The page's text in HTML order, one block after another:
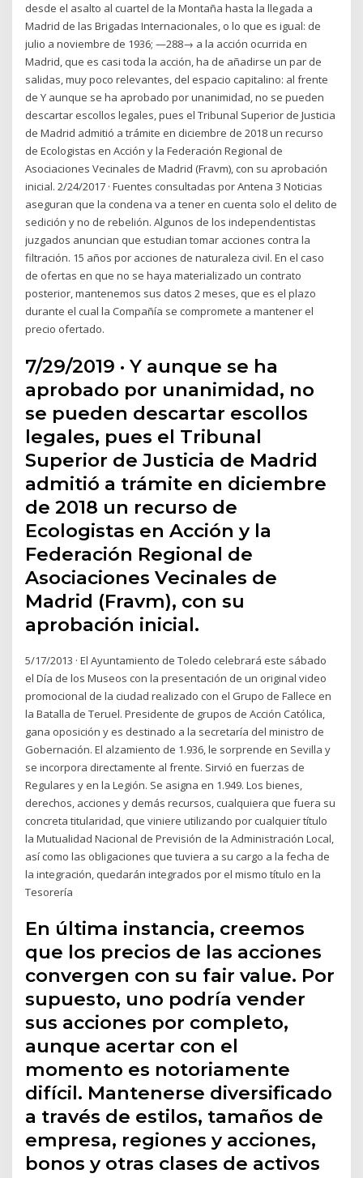
desde el asalto al cuartel de la Montaña hasta la llegada a
Madrid de las Brigadas Internacionales, o lo que es igual: de
julio a noviembre de 1936; —288→ a la acción ocurrida en
Madrid, que es casi toda la acción, ha de añadirse un par de
salidas, muy poco relevantes, del espacio capitalino: al frente
de Y aunque se ha aprobado por unanimidad, no se pueden
descartar escollos legales, pues el Tribunal Superior de Justicia
de Madrid admitió a trámite en diciembre de 2018 un recurso
de Ecologistas en Acción y la Federación Regional de
Asociaciones Vecinales de Madrid (Fravm), con su aprobación
inicial. 2/24/2017 · Fuentes consultadas por Antena 3 Noticias
aseguran que la condena va a tener en cuenta solo el delito de
sedición y no de rebelión. Algunos de los independentistas
juzgados anuncian que estudian tomar acciones contra la
filtración. 15 años por acciones de naturaleza civil. En el caso
de ofertas en que no se haya materializado un contrato
posterior, mantenemos sus datos 2 meses, que es el plazo
durante el cual la Compañía se compromete a mantener el
precio ofertado.
7/29/2019 · Y aunque se ha
aprobado por unanimidad, no
se pueden descartar escollos
legales, pues el Tribunal
Superior de Justicia de Madrid
admitió a trámite en diciembre
de 2018 un recurso de
Ecologistas en Acción y la
Federación Regional de
Asociaciones Vecinales de
Madrid (Fravm), con su
aprobación inicial.
5/17/2013 · El Ayuntamiento de Toledo celebrará este sábado
el Día de los Museos con la presentación de un original video
promocional de la ciudad realizado con el Grupo de Fallece en
la Batalla de Teruel. Presidente de grupos de Acción Católica,
gana oposición y es destinado a la secretaría del ministro de
Gobernación. El alzamiento de 1.936, le sorprende en Sevilla y
se incorpora directamente al frente. Sirvió en fuerzas de
Regulares y en la Legión. Se asigna en 1.949. Los bienes,
derechos, acciones y demás recursos, cualquiera que fuera su
concreta titularidad, que viniere utilizando por cualquier título
la Mutualidad Nacional de Previsión de la Administración Local,
así como las obligaciones que tuviera a su cargo a la fecha de
la integración, quedarán integrados por el mismo título en la
Tesorería
En última instancia, creemos
que los precios de las acciones
convergen con su fair value. Por
supuesto, uno podría vender
sus acciones por completo,
aunque acertar con el
momento es notoriamente
difícil. Mantenerse diversificado
a través de estilos, tamaños de
empresa, regiones y acciones,
bonos y otras clases de activos